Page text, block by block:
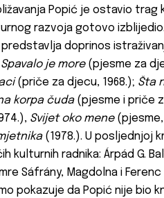
Popić je ostavio trag
razvoja gotovo
doprinos
Spavalo je more(pjesme za
(priče za djecu, 1968.); Šta
korpa čuda(pjesme i priče
Svijet oko mene(pjesme,
(1978.). U posljednjoj
radnika: Árpád G.
Sáfrány, Magdolna i Ferenc
pokazuje da Popić nije bio